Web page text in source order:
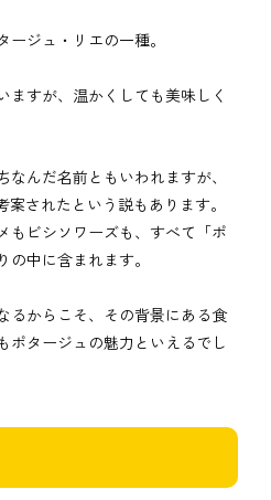
ージュ・リエの一種。
ますが、温かくしても美味しく
んだ名前ともいわれますが、
されたという説もあります。
もビシソワーズも、すべて「ポ
中に含まれます。
るからこそ、その背景にある食
ポタージュの魅力といえるでし